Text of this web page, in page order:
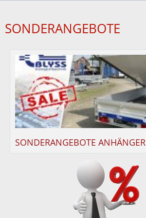
SONDERANGEBOTE
SONDERANGEBOTE ANHÄNGER